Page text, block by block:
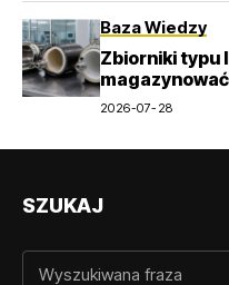
Baza Wiedzy
Zbiorniki typu
ciśnieniem?
2026-07-28
SZUKAJ